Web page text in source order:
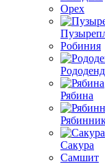
Орех
Робиния
Рябина
Сакура
Самшит